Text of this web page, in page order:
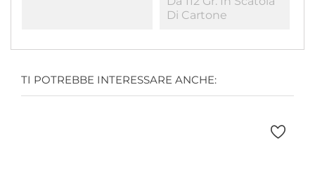
Di Cartone
TI POTREBBE INTERESSARE ANCHE: